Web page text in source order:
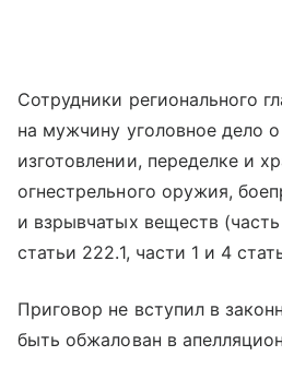
Сотрудники регионального
на мужчину уголовное дело
изготовлении, переделке и
огнестрельного оружия,
и взрывчатых веществ
статьи 222.1, части 1 и 4
Приговор не вступил в
быть обжалован в